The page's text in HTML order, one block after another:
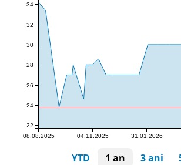
08.08.2025 04.11.2025 31.01.2026
22
24
26
28
30
32
34
YTD 1 an 3 ani